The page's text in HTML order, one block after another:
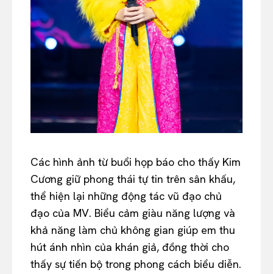
Các hình ảnh từ buổi họp báo cho thấy Kim
Cương giữ phong thái tự tin trên sân khấu,
thể hiện lại những động tác vũ đạo chủ
đạo của MV. Biểu cảm giàu năng lượng và
khả năng làm chủ không gian giúp em thu
hút ánh nhìn của khán giả, đồng thời cho
thấy sự tiến bộ trong phong cách biểu diễn.